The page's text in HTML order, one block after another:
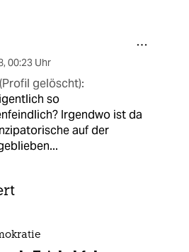
, 00:23 Uhr
gelöscht):
so
Irgendwo ist da
auf der